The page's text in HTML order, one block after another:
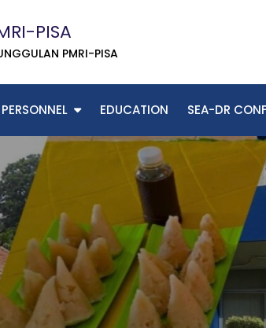
PISA
PMRI-PISA
PERSONNEL EDUCATION SEA-DR